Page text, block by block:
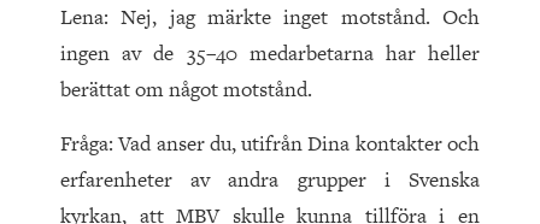
Lena: Nej, jag märkte inget motstånd. Och
ingen av de 35–40 medarbetarna har heller
berättat om något motstånd.
Fråga: Vad anser du, utifrån Dina kontakter och
erfarenheter av andra grupper i Svenska
kyrkan, att MBV skulle kunna tillföra i en